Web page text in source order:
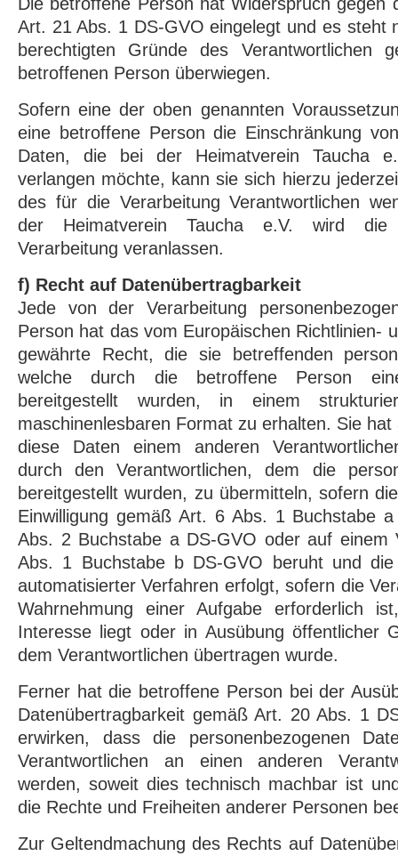
Art. 21 Abs. 1 DS-GVO eingelegt und es steht
berechtigten Gründe des Verantwortlichen
betroffenen Person überwiegen.
Sofern eine der oben genannten
eine betroffene Person die Einschränkung
Daten, die bei der Heimatverein Taucha
verlangen möchte, kann sie sich hierzu
des für die Verarbeitung Verantwortlichen
der Heimatverein Taucha e.V. wird die
Verarbeitung veranlassen.
f) Recht auf Datenübertragbarkeit
Jede von der Verarbeitung
Person hat das vom Europäischen Richtlinien-
gewährte Recht, die sie betreffenden
welche durch die betroffene Person
bereitgestellt wurden, in einem
maschinenlesbaren Format zu erhalten. Sie
diese Daten einem anderen
durch den Verantwortlichen, dem die
bereitgestellt wurden, zu übermitteln, sofern
Einwilligung gemäß Art. 6 Abs. 1 Buchstabe
Abs. 2 Buchstabe a DS-GVO oder auf einem
Abs. 1 Buchstabe b DS-GVO beruht und die
automatisierter Verfahren erfolgt, sofern die
Wahrnehmung einer Aufgabe erforderlich
Interesse liegt oder in Ausübung öffentlicher
dem Verantwortlichen übertragen wurde.
Ferner hat die betroffene Person bei der
Datenübertragbarkeit gemäß Art. 20 Abs. 1
erwirken, dass die personenbezogenen
Verantwortlichen an einen anderen
werden, soweit dies technisch machbar ist
die Rechte und Freiheiten anderer Personen
Zur Geltendmachung des Rechts auf